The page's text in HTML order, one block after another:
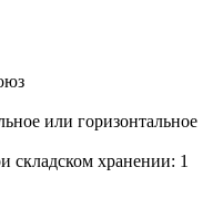
или горизонтальное
складском хранении: 1